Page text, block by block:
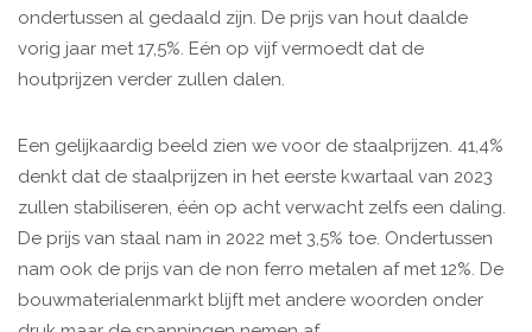
ondertussen al gedaald zijn. De prijs van hout daalde
vorig jaar met 17,5%. Eén op vijf vermoedt dat de
houtprijzen verder zullen dalen.
Een gelijkaardig beeld zien we voor de staalprijzen. 41,4%
denkt dat de staalprijzen in het eerste kwartaal van 2023
zullen stabiliseren, één op acht verwacht zelfs een daling.
De prijs van staal nam in 2022 met 3,5% toe. Ondertussen
nam ook de prijs van de non ferro metalen af met 12%. De
bouwmaterialenmarkt blijft met andere woorden onder